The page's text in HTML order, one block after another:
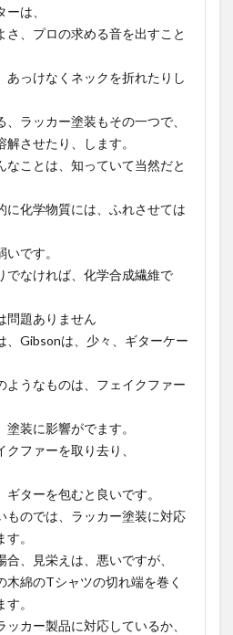
は、
さ、プロの求める音を出すこと
あっけなくネックを折れたりし
ラッカー塗装もその一つで、
させたり、します。
なことは、知っていて当然だと
に化学物質には、ふれさせては
です。
でなければ、化学合成繊維で
問題ありません
、Gibsonは、少々、ギターケー
ようなものは、フェイクファー
装に影響がでます。
ファーを取り去り、
ターを包むと良いです。
ものでは、ラッカー塗装に対応
。
、見栄えは、悪いですが、
木綿のTシャツの切れ端を巻く
。
カー製品に対応しているか、